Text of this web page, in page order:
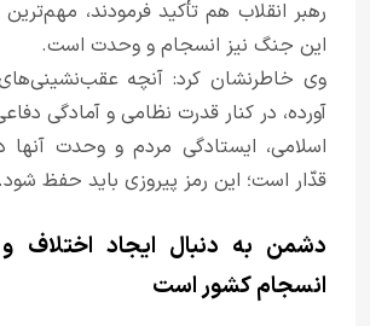
رهبر انقلاب هم تأکید فرمودند،
این جنگ نیز انسجام و وحدت است.
وی خاطرنشان کرد: آنچه
آورده، در کنار قدرت نظامی و آمادگی
اسلامی، ایستادگی مردم و وحدت
قدّار است؛ این رمز پیروزی باید حفظ شود.
دشمن به دنبال ایجاد اختلاف
انسجام کشور است